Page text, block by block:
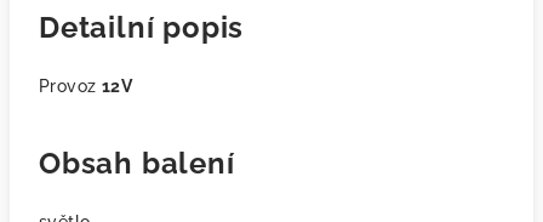
Detailní popis
Provoz 12V
Obsah balení